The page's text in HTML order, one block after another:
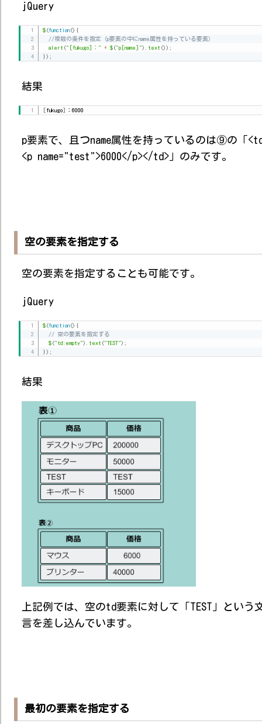
jQuery
$ (function () {
//複数の条件を指定（p要素の中にname属性を持っている要素）
alert ("[fukugo]：" + $ ("p[name]") text () ) ;
} ) ;
結果
[fukugo] ：6000
p要素で、且つname属性を持っているのは⑨の「
<p name="test">6000</p></td>」のみです。
空の要素を指定する
空の要素を指定することも可能です。
jQuery
$ (function () {
// 空の要素を指定する
$ ("td:empty") text ("TEST") ;
} ) ;
結果
上記例では、空のtd要素に対して「TEST」という
言を差し込んでいます。
最初の要素を指定する